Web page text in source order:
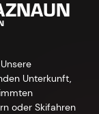
Unterkunft,
oder Skifahren